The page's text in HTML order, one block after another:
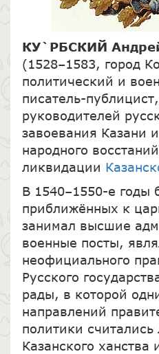
КУ`РБСКИЙ
(1528–1583, город
политический и
писатель-
руководителей
завоевания Казани
народного
ликвидации
В 1540–1550-е годы
приближённых к
занимал высшие
военные посты,
неофициального
Русского
рады, в которой
направлений
политики
Казанского ханства